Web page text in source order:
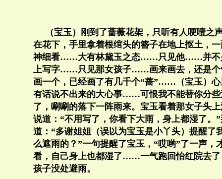
（宝玉）刚到了蔷薇花架，只听有人哽噎
在花下，手里拿着根绾头的簪子在地上抠土，
神细看……大有林黛玉之态……只见他……并不
上写字……只见那女孩子……画来画去，还是
画一个，已经画了有几千个“蔷”……（宝玉）心
有话说不出来的大心事……可恨我不能替你分
了，唰唰的落下一阵雨来。宝玉看着那女子头
说道：“不用写了，你看下大雨，身上都湿了
道：“多谢姐姐（误以为宝玉是小丫头）提醒了
么遮雨的？”一句提醒了宝玉，“哎哟”了一声，
看，自己身上也都湿了……一气跑回怡红院去了
孩子没处避雨。